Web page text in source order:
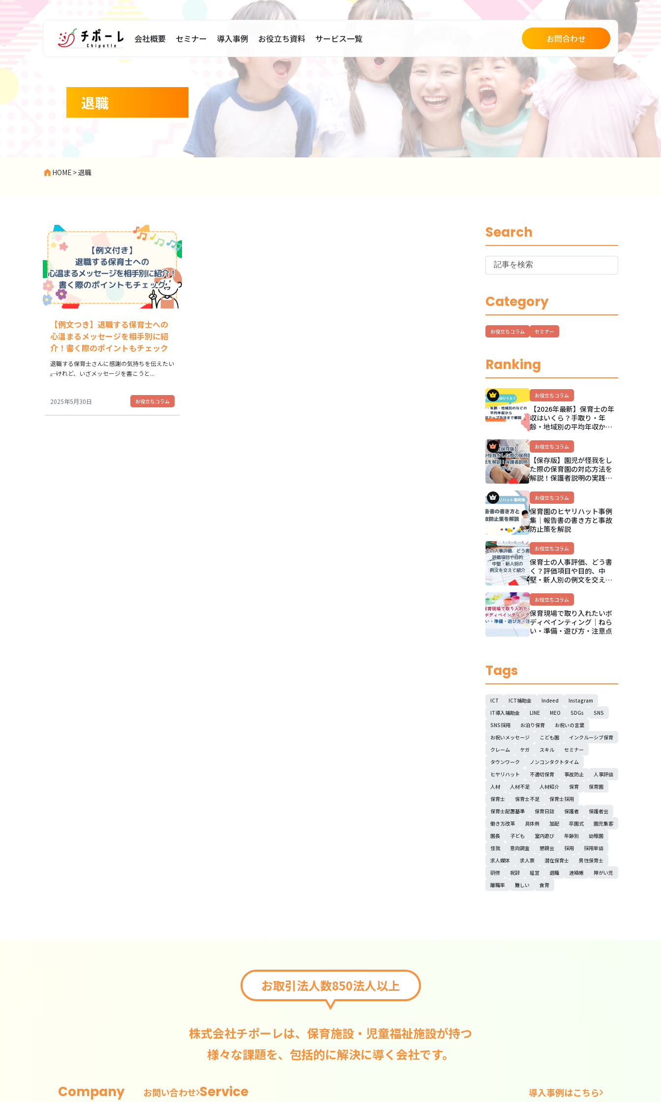
会社概要 セミナー 導入事例 お役立ち資料 サービス一覧 お問合わせ
退職
HOME >退職
【例文つき】退職する保育士への
心温まるメッセージを相手別に紹
介！書く際のポイントもチェック
退職する保育士さんに感謝の気持ちを伝えたい
――。けれど、いざメッセージを書こうと...
2025年5月30日 お役立ちコラム
Search
Category
お役立ちコラム セミナー
Ranking
お役立ちコラム
【2026年最新】保育士の年
収はいくら？手取り・年
齢・地域別の平均年収か
アップ方法まで解説
お役立ちコラム
【保存版】園児が怪我をし
た際の保育園の対応方法を
解説！保護者説明の実践ガ
お役立ちコラム
保育園のヒヤリハット事例
集｜報告書の書き方と事故
防止策を解説
お役立ちコラム
保育士の人事評価、どう書
く？評価項目や目的、中
堅・新人別の例文を交えて
お役立ちコラム
保育現場で取り入れたいボ
ディペインティング｜ねら
い・準備・遊び方・注意点
Tags
ICT ICT補助金 Indeed
Instagram
IT導入補助金
LINE MEO SDGs
SNS
SNS採用
お泊り保育
お祝いの言葉
お祝いメッセージ
こども園
インクルーシブ保育
クレーム
ケガ スキル
セミナー
タウンワーク
ノンコンタクトタイム
ヒヤリハット
不適切保育 事故防止
人事評価
人材
人材不足 人材紹介 保育
保育園
保育士
保育士不足
保育士採用
保育士配置基準
保育日誌 保護者
保護者会
働き方改革
具体例 加配 卒園式
園児集客
園長
子ども 室内遊び 年齢別
幼稚園
怪我
意向調査 懇親会 採用
採用単価
求人媒体
求人票 潜在保育士
男性保育士
研修
祝辞 経営 退職 連絡帳
障がい児
離職率
難しい 食育
お取引法人数850法人以上
株式会社チポーレは、保育施設・児童福祉施設が持つ
様々な課題を、包括的に解決に導く会社です。
Company お問い合わせ Service 導入事例はこちら